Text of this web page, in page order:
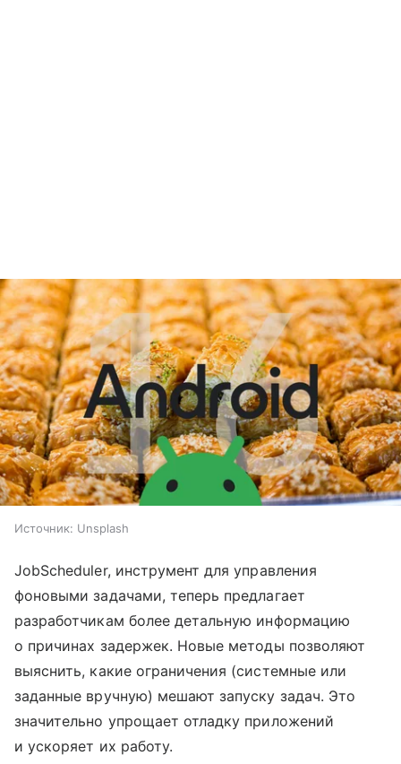
Источник: Unsplash
JobScheduler, инструмент для управления
фоновыми задачами, теперь предлагает
разработчикам более детальную информацию
о причинах задержек. Новые методы позволяют
выяснить, какие ограничения (системные или
заданные вручную) мешают запуску задач. Это
значительно упрощает отладку приложений
и ускоряет их работу.